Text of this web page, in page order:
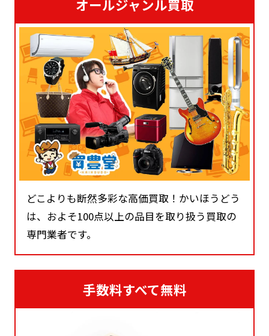
オールジャンル買取
どこよりも断然多彩な高価買取！かいほうどう
は、およそ100点以上の品目を取り扱う買取の
専門業者です。
手数料すべて無料